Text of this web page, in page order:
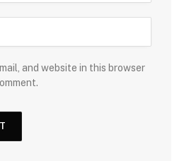
and website in this browser